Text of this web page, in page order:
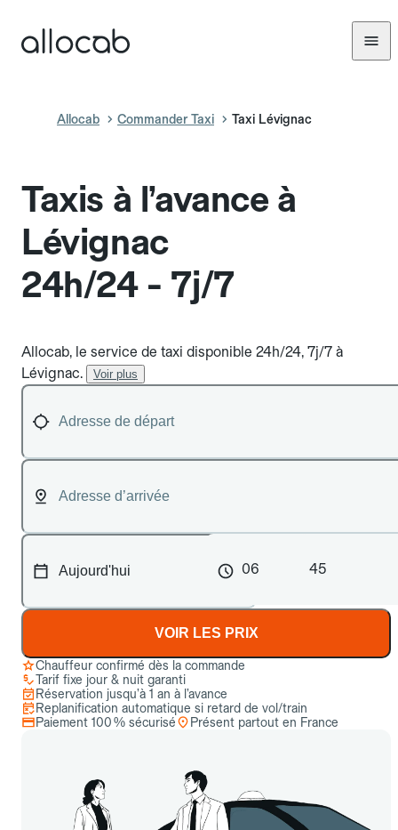
Allocab Commander Taxi Taxi Lévignac
Taxis à l’avance à
Lévignac
24h/24 - 7j/7
Allocab, le service de taxi disponible 24h/24, 7j/7 à
Lévignac.
Voir plus
06 45
VOIR LES PRIX
Chauffeur confirmé dès la commande
Tarif fixe jour & nuit garanti
Réservation jusqu’à 1 an à l’avance
Replanification automatique si retard de vol/train
Paiement 100 % sécurisé
Présent partout en France